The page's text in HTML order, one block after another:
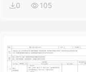
0 105